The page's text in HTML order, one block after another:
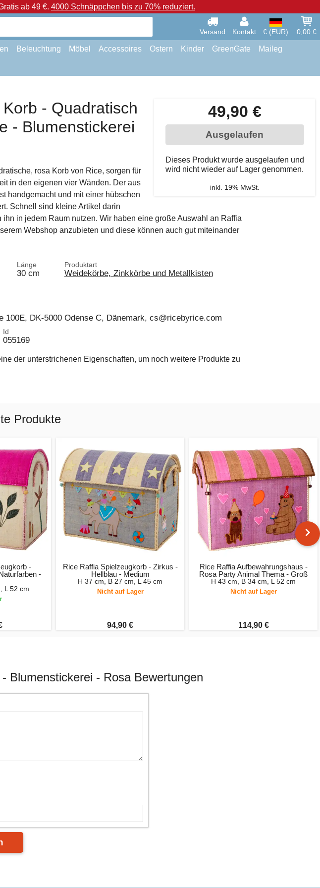
ab 49 €. 4000 Schnäppchen bis zu 70% reduziert.
Versand Kontakt € (EUR) 0,00 €
Beleuchtung Möbel Accessoires Ostern Kinder GreenGate Maileg
49,90 €
Ausgelaufen
Dieses Produkt wurde ausgelaufen und
wird nicht wieder auf Lager genommen.
inkl. 19% MwSt.
- Quadratisch
- Blumenstickerei
rosa Korb von Rice, sorgen für
in den eigenen vier Wänden. Der aus
handgemacht und mit einer hübschen
Schnell sind kleine Artikel darin
ihn in jedem Raum nutzen. Wir haben eine große Auswahl an Raffia
Webshop anzubieten und diese können auch gut miteinander
Länge
30 cm
Produktart
Weidekörbe, Zinkkörbe und Metallkisten
100E, DK-5000 Odense C, Dänemark, cs@ricebyrice.com
Id
055169
der unterstrichenen Eigenschaften, um noch weitere Produkte zu
Produkte
-
-
L 52 cm
Rice Raffia Spielzeugkorb - Zirkus -
Hellblau - Medium
H 37 cm, B 27 cm, L 45 cm
Nicht auf Lager
94,90 €
Rice Raffia Aufbewahrungshaus -
Rosa Party Animal Thema - Groß
H 43 cm, B 34 cm, L 52 cm
Nicht auf Lager
114,90 €
Blumenstickerei - Rosa Bewertungen